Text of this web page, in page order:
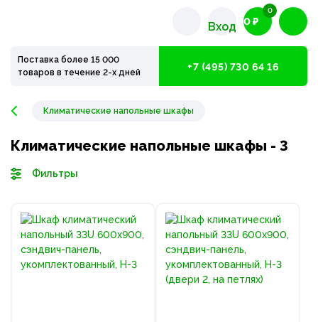
Вход 0 ₽
0
Поставка более 15 000
товаров в течение 2-х дней
+7 (495) 730 64 16
Климатические напольные шкафы
Климатические напольные шкафы - 3
Фильтры